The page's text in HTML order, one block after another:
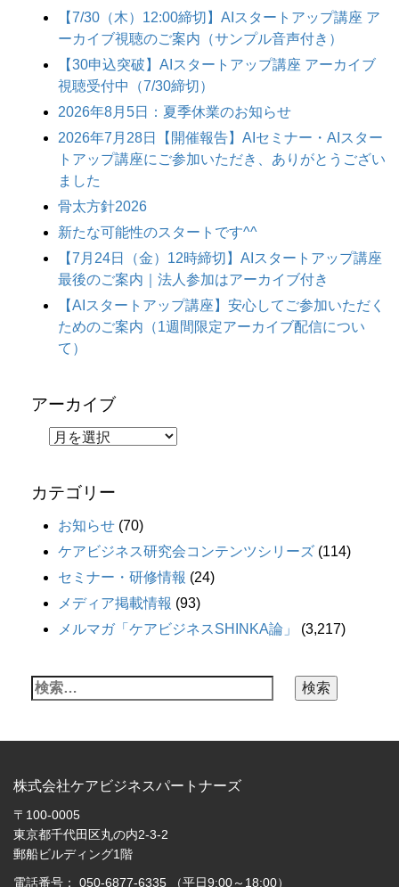
【7/30（木）12:00締切】AIスタートアップ講座 ア
ーカイブ視聴のご案内（サンプル音声付き）
【30申込突破】AIスタートアップ講座 アーカイブ
視聴受付中（7/30締切）
2026年8月5日：夏季休業のお知らせ
2026年7月28日【開催報告】AIセミナー・AIスター
トアップ講座にご参加いただき、ありがとうござい
ました
骨太方針2026
新たな可能性のスタートです^^
【7月24日（金）12時締切】AIスタートアップ講座
最後のご案内｜法人参加はアーカイブ付き
【AIスタートアップ講座】安心してご参加いただく
ためのご案内（1週間限定アーカイブ配信につい
て）
アーカイブ
カテゴリー
お知らせ (70)
ケアビジネス研究会コンテンツシリーズ (114)
セミナー・研修情報 (24)
メディア掲載情報 (93)
メルマガ「ケアビジネスSHINKA論」
(3,217)
株式会社ケアビジネスパートナーズ
〒100-0005
東京都千代田区丸の内2-3-2
郵船ビルディング1階
電話番号： 050-6877-6335 （平日9:00～18:00）